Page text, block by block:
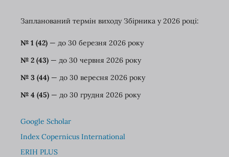
Запланований термін виходу Збірника у 2026 році:
№ 1 (42)— до 30 березня 2026 року
№ 2 (43)— до 30 червня 2026 року
№ 3 (44)— до 30 вересня 2026 року
№ 4 (45)— до 30 грудня 2026 року
Google Scholar
Index Copernicus International
ERIH PLUS